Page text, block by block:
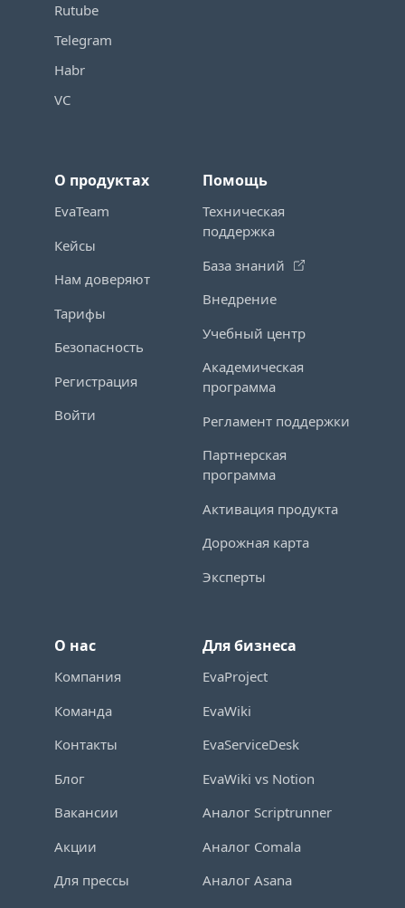
Rutube
Telegram
Habr
VC
О продуктах
EvaTeam
Кейсы
Нам доверяют
Тарифы
Безопасность
Регистрация
Войти
Помощь
Техническая
поддержка
База знаний
Внедрение
Учебный центр
Академическая
программа
Регламент поддержки
Партнерская
программа
Активация продукта
Дорожная карта
Эксперты
О нас
Компания
Команда
Контакты
Блог
Вакансии
Акции
Для прессы
Для бизнеса
EvaProject
EvaWiki
EvaServiceDesk
EvaWiki vs Notion
Аналог Scriptrunner
Аналог Comala
Аналог Asana